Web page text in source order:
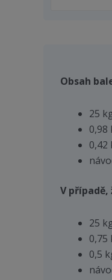
Obsah
25
0,98
0,42
V
25
0,75
0,5